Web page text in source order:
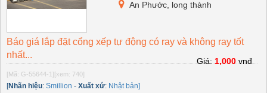
An Phước, long thành
Báo giá lắp đặt cổng xếp tự động có ray và không ray tốt
nhất...
[Mã: G-55644-1][xem: 740]
[Nhãn hiệu: Smillion - Xuất xứ: Nhật bản]
Giá: 1,000 vnđ